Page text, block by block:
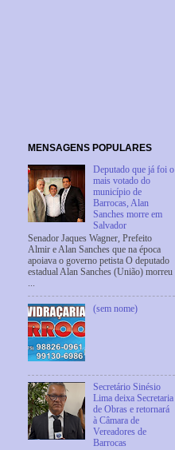
MENSAGENS POPULARES
Deputado que já foi o
mais votado do
município de
Barrocas, Alan
Sanches morre em
Salvador
Senador Jaques Wagner, Prefeito
Almir e Alan Sanches que na época
apoiava o governo petista O deputado
estadual Alan Sanches (União) morreu
...
(sem nome)
Secretário Sinésio
Lima deixa Secretaria
de Obras e retornará
à Câmara de
Vereadores de
Barrocas